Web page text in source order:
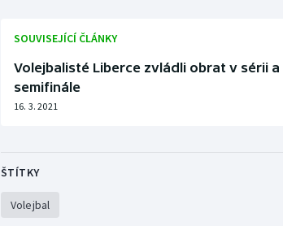
SOUVISEJÍCÍ ČLÁNKY
Volejbalisté Liberce zvládli obrat v sérii
semifinále
16. 3. 2021
ŠTÍTKY
Volejbal